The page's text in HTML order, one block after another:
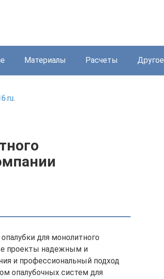
Материалы Расчеты Другое
.
для монолитного
проекты надежным и
и профессиональный подход
опалубочных систем для